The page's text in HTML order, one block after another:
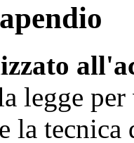
legge per
la tecnica